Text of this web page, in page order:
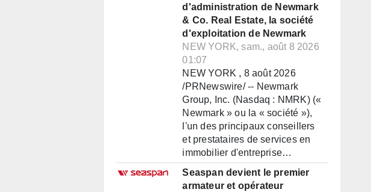
d'administration de Newmark
& Co. Real Estate, la société
d'exploitation de Newmark
NEW YORK, sam., août 8 2026
01:07
NEW YORK , 8 août 2026
/PRNewswire/ -- Newmark
Group, Inc. (Nasdaq : NMRK) («
Newmark » ou la « société »),
l'un des principaux conseillers
et prestataires de services en
immobilier d'entreprise…
Seaspan devient le premier
armateur et opérateur